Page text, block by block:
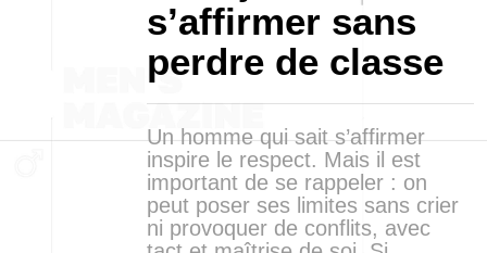
s’affirmer sans
perdre de classe
Un homme qui sait s’affirmer
inspire le respect. Mais il est
important de se rappeler : on
peut poser ses limites sans crier
ni provoquer de conflits, avec